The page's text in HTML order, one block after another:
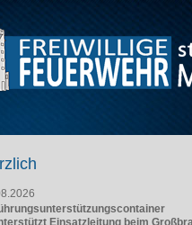
Einsatzleitung beim